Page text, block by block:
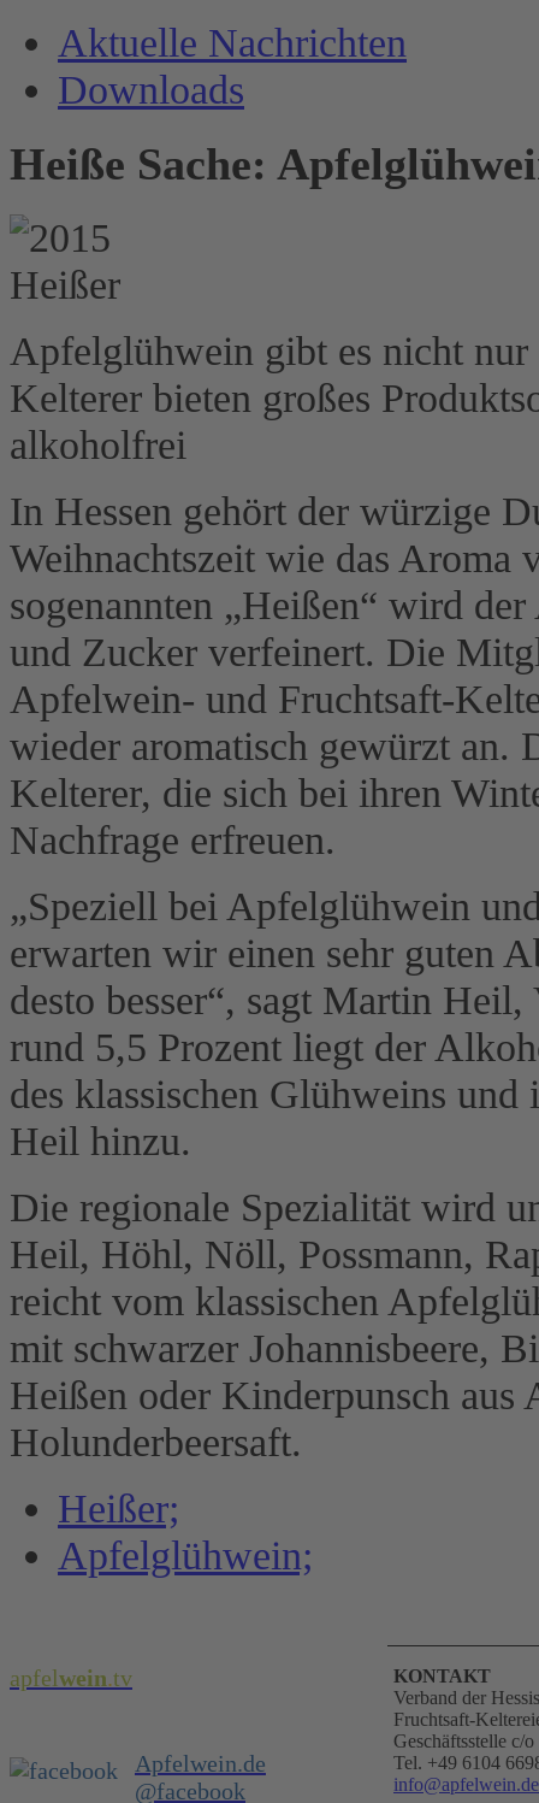
Aktuelle Nachrichten
Downloads
Heiße Sache:
Apfelglühwein gibt es nicht nur
Kelterer bieten großes
alkoholfrei
In Hessen gehört der würzige
Weihnachtszeit wie das Aroma
sogenannten „Heißen“ wird
und Zucker verfeinert. Die
Apfelwein- und Fruchtsaft-
wieder aromatisch gewürzt an.
Kelterer, die sich bei ihren
Nachfrage erfreuen.
„Speziell bei Apfelglühwein
erwarten wir einen sehr guten
desto besser“, sagt Martin
rund 5,5 Prozent liegt der
des klassischen Glühweins
Heil hinzu.
Die regionale Spezialität wird
Heil, Höhl, Nöll, Possmann,
reicht vom klassischen
mit schwarzer Johannisbeere,
Heißen oder Kinderpunsch aus
Holunderbeersaft.
Heißer;
Apfelglühwein;
apfelwein.tv
KONTAKT
Verband der
Fruchtsaft-
Geschäftsstelle c/
Tel. +49 6104
info@apfelwein.de
Apfelwein.de
@facebook